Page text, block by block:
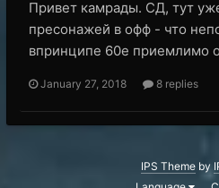
Привет камрады. СД, тут
пресонажей в офф - что
впринципе 60е приемлимо
January 27, 2018 8 replies
IPS Theme by